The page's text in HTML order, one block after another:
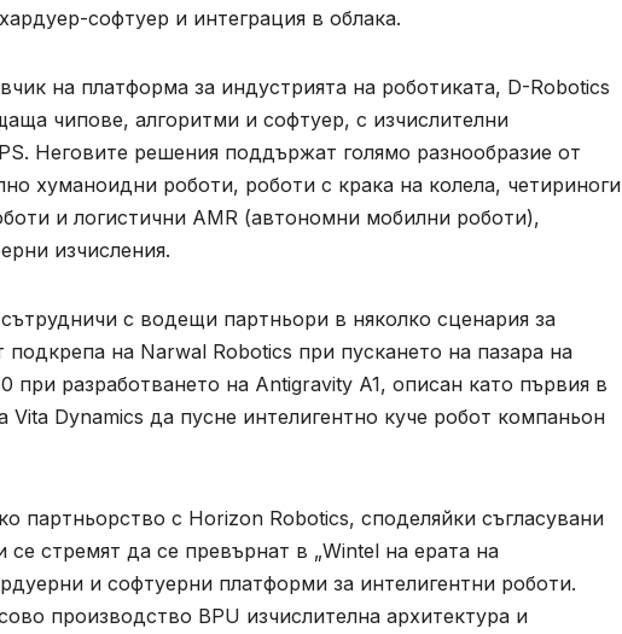
софтуер и интеграция в облака.
на платформа за индустрията на роботиката, D-Robotics
чипове, алгоритми и софтуер, с изчислителни
Неговите решения поддържат голямо разнообразие от
хуманоидни роботи, роботи с крака на колела, четириноги
и логистични AMR (автономни мобилни роботи),
изчисления.
с водещи партньори в няколко сценария за
на Narwal Robotics при пускането на пазара на
при разработването на Antigravity A1, описан като първия в
Dynamics да пусне интелигентно куче робот компаньон
партньорство с Horizon Robotics, споделяйки съгласувани
стремят да се превърнат в „Wintel на ерата на
и софтуерни платформи за интелигентни роботи.
производство BPU изчислителна архитектура и